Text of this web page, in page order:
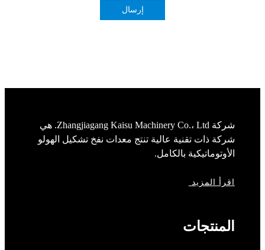
إرسال
شركة Zhangjiagang Kaisu Machinery Co.، Ltd. هي
شركة ذات تقنية عالية تنتج معدات نفخ تشكيل الهولو
الأوتوماتيكية بالكامل.
اقرأ المزيد
المنتجات